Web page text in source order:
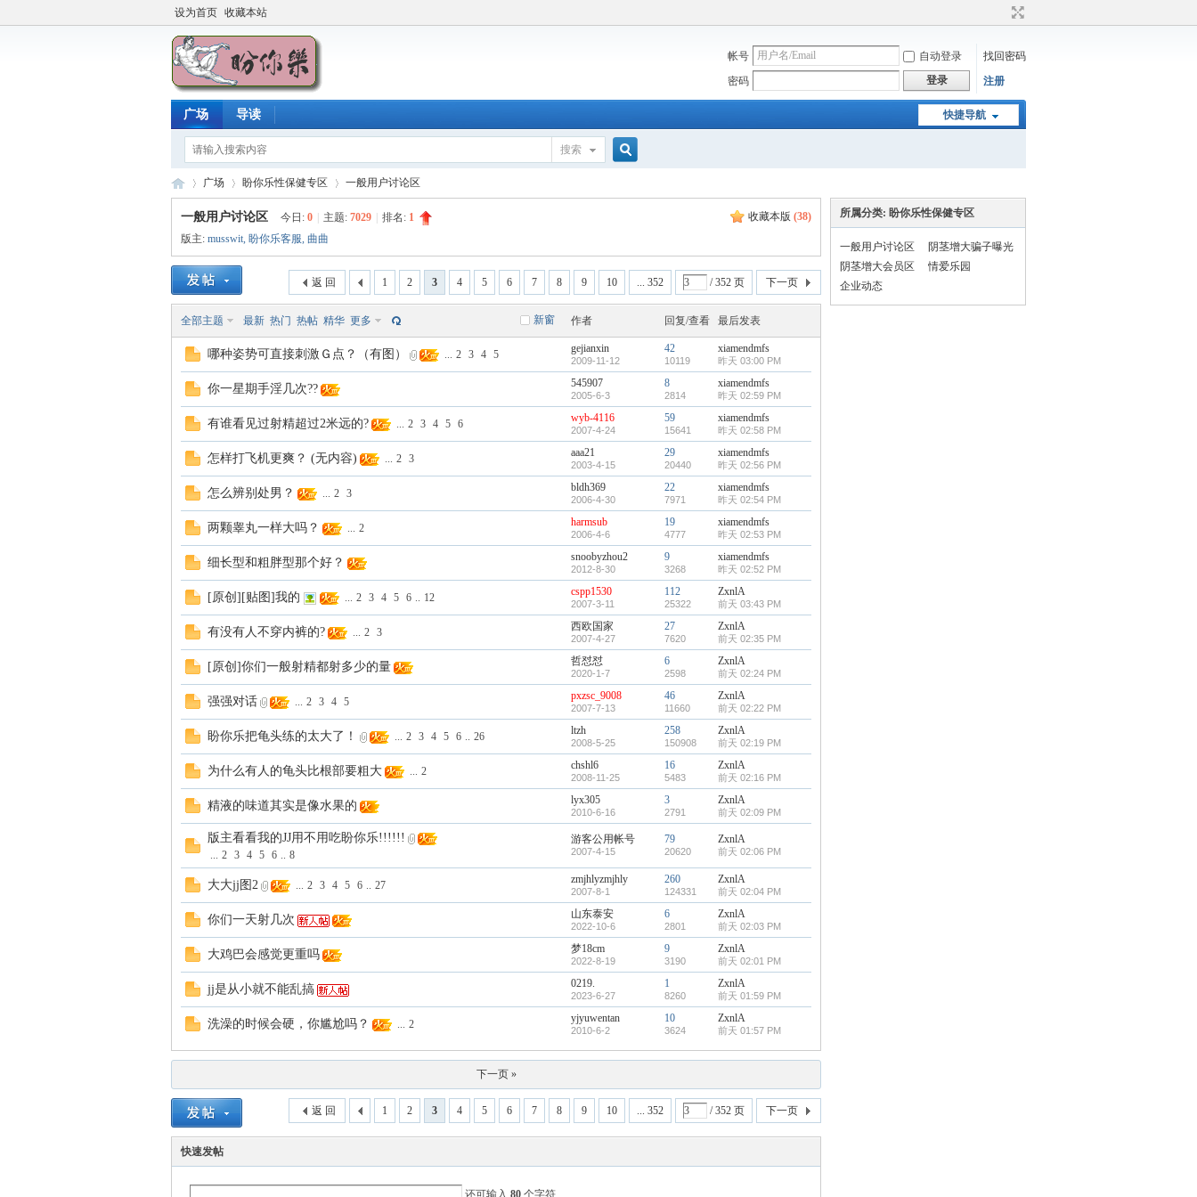
设为首页 收藏本站
帐号 自动登录
找回密码
密码
登录 注册
快捷导航
广场 导读
搜索
盼
乐
坛
»
广场
›
盼你乐性保健专区
›
一般用户讨论区
收藏本版 (38)
一般用户讨论区 今日: 0 主题: 7029 排名: 1
版主: musswit, 盼你乐客服, 曲曲
1 2 3 4 5 6 7 8 9 10 ... 352 / 352 页 下一页
返 回
新窗
全部主题 最新 热门 热帖 精华 更多 作者 回复/查看 最后发表
哪种姿势可直接刺激Ｇ点？（有图） ... 2 3 4 5 gejianxin
2009-11-12
42
10119
xiamendmfs
昨天 03:00 PM
你一星期手淫几次?? 545907
2005-6-3
8
2814
xiamendmfs
昨天 02:59 PM
有谁看见过射精超过2米远的? ... 2 3 4 5 6 wyb-4116
2007-4-24
59
15641
xiamendmfs
昨天 02:58 PM
怎样打飞机更爽？ (无内容) ... 2 3 aaa21
2003-4-15
29
20440
xiamendmfs
昨天 02:56 PM
怎么辨别处男？ ... 2 3 bldh369
2006-4-30
22
7971
xiamendmfs
昨天 02:54 PM
两颗睾丸一样大吗？ ... 2 harmsub
2006-4-6
19
4777
xiamendmfs
昨天 02:53 PM
细长型和粗胖型那个好？ snoobyzhou2
2012-8-30
9
3268
xiamendmfs
昨天 02:52 PM
[原创][贴图]我的 ... 2 3 4 5 6 .. 12 cspp1530
2007-3-11
112
25322
ZxnlA
前天 03:43 PM
有没有人不穿内裤的? ... 2 3 西欧国家
2007-4-27
27
7620
ZxnlA
前天 02:35 PM
[原创]你们一般射精都射多少的量 哲怼怼
2020-1-7
6
2598
ZxnlA
前天 02:24 PM
强强对话 ... 2 3 4 5 pxzsc_9008
2007-7-13
46
11660
ZxnlA
前天 02:22 PM
盼你乐把龟头练的太大了！ ... 2 3 4 5 6 .. 26 ltzh
2008-5-25
258
150908
ZxnlA
前天 02:19 PM
为什么有人的龟头比根部要粗大 ... 2 chshl6
2008-11-25
16
5483
ZxnlA
前天 02:16 PM
精液的味道其实是像水果的 lyx305
2010-6-16
3
2791
ZxnlA
前天 02:09 PM
版主看看我的JJ用不用吃盼你乐!!!!!!
... 2 3 4 5 6 .. 8
游客公用帐号
2007-4-15
79
20620
ZxnlA
前天 02:06 PM
大大jj图2 ... 2 3 4 5 6 .. 27 zmjhlyzmjhly
2007-8-1
260
124331
ZxnlA
前天 02:04 PM
你们一天射几次 山东泰安
2022-10-6
6
2801
ZxnlA
前天 02:03 PM
大鸡巴会感觉更重吗 梦18cm
2022-8-19
9
3190
ZxnlA
前天 02:01 PM
jj是从小就不能乱搞 0219.
2023-6-27
1
8260
ZxnlA
前天 01:59 PM
洗澡的时候会硬，你尴尬吗？ ... 2 yjyuwentan
2010-6-2
10
3624
ZxnlA
前天 01:57 PM
下一页 »
1 2 3 4 5 6 7 8 9 10 ... 352 / 352 页 下一页
返 回
快速发帖
还可输入 80 个字符
所属分类: 盼你乐性保健专区
一般用户讨论区
阴茎增大骗子曝光
台
阴茎增大会员区
情爱乐园
企业动态